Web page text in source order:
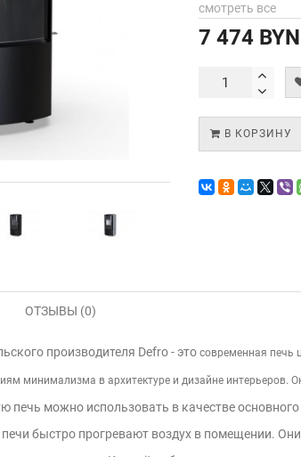
смотреть все
7 474 BYN
В КОРЗИНУ
ОТЗЫВЫ (0)
производителя Defro - это современная печь
минимализма в архитектуре и дизайне интерьеров.
печь можно использовать в качестве
быстро прогревают воздух в помещении.